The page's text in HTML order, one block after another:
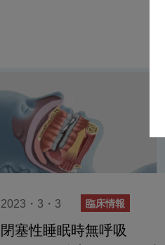
2023・3・3 臨床情報
閉塞性睡眠時無呼吸